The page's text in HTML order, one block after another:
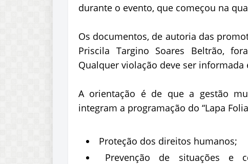
durante o evento, que começou na
Os documentos, de autoria das
Priscila Targino Soares Beltrão,
Qualquer violação deve ser informada
A orientação é de que a gestão
integram a programação do “Lapa
Proteção dos direitos humanos;
Prevenção de situações e